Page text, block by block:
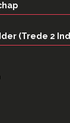
(Trede 2